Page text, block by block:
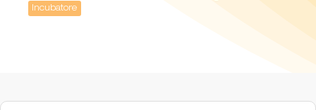
Incubatore